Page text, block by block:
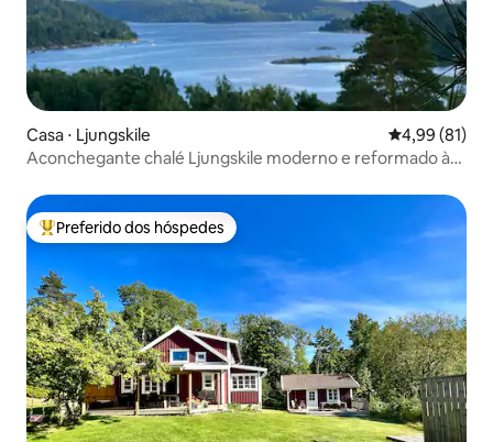
Casa ⋅ Ljungskile 4,99 de uma
4,99 (81)
Aconchegante chalé Ljungskile moderno e reformado à
Entre os melhores preferidos dos hóspedes
Preferido dos hóspedes